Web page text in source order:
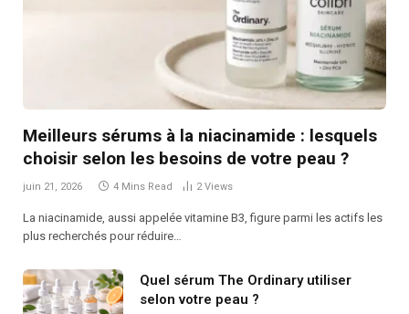
Meilleurs sérums à la niacinamide : lesquels
choisir selon les besoins de votre peau ?
juin 21, 2026 4 Mins Read 2Views
La niacinamide, aussi appelée vitamine B3, figure parmi les actifs les
plus recherchés pour réduire…
Quel sérum The Ordinary utiliser
selon votre peau ?